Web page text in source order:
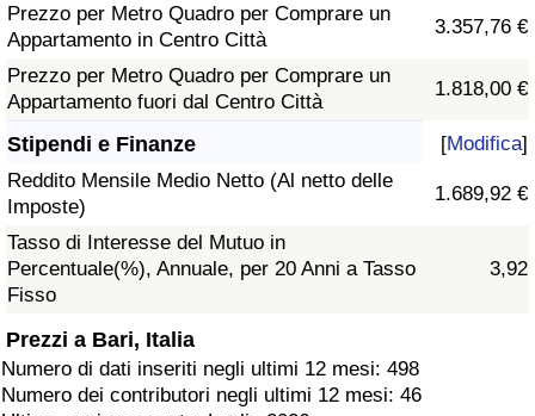
Prezzo per Metro Quadro per Comprare un
Appartamento in Centro Città
3.357,76 €
Prezzo per Metro Quadro per Comprare un
Appartamento fuori dal Centro Città
1.818,00 €
Stipendi e Finanze [Modifica]
Reddito Mensile Medio Netto (Al netto delle
Imposte)
1.689,92 €
Tasso di Interesse del Mutuo in
Percentuale(%), Annuale, per 20 Anni a Tasso
Fisso
3,92
Prezzi a Bari, Italia
Numero di dati inseriti negli ultimi 12 mesi: 498
Numero dei contributori negli ultimi 12 mesi: 46